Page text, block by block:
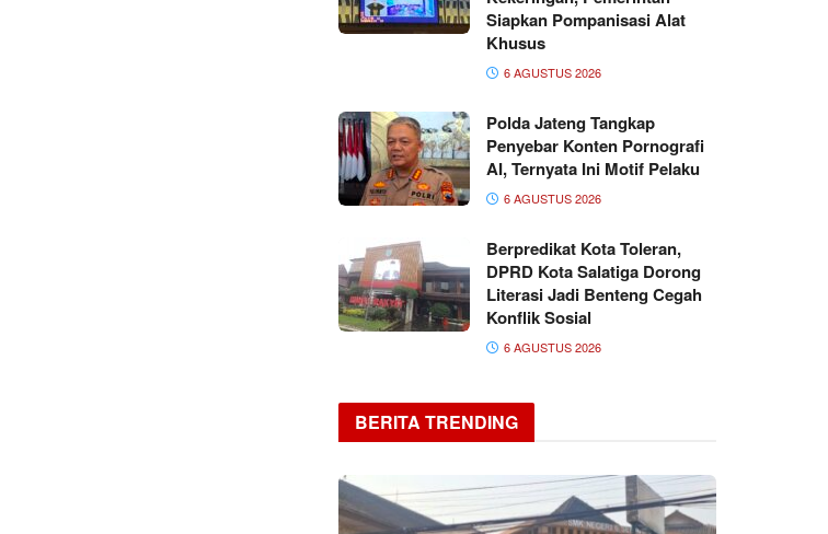
Siapkan Pompanisasi Alat
Khusus
6 AGUSTUS 2026
Polda Jateng Tangkap
Penyebar Konten Pornografi
AI, Ternyata Ini Motif Pelaku
6 AGUSTUS 2026
Berpredikat Kota Toleran,
DPRD Kota Salatiga Dorong
Literasi Jadi Benteng Cegah
Konflik Sosial
6 AGUSTUS 2026
BERITA TRENDING